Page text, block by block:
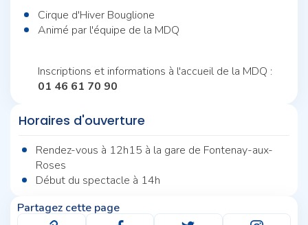
Cirque d'Hiver Bouglione
Animé par l'équipe de la MDQ
Inscriptions et informations à l'accueil de la MDQ :
01 46 61 70 90
Horaires d'ouverture
Rendez-vous à 12h15 à la gare de Fontenay-aux-
Roses
Début du spectacle à 14h
Partagez cette page